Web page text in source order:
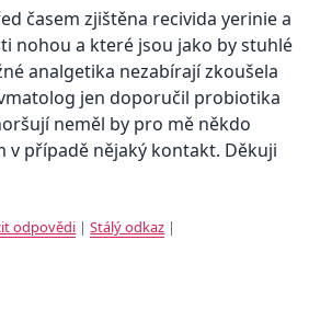
časem zjištěna recivida yerinie a
nohou a které jsou jako by stuhlé
analgetika nezabírají zkoušela
jen doporučil probiotika
neměl by pro mě někdo
v případě nějaký kontakt. Děkuji
odpovědi |Stálý odkaz |